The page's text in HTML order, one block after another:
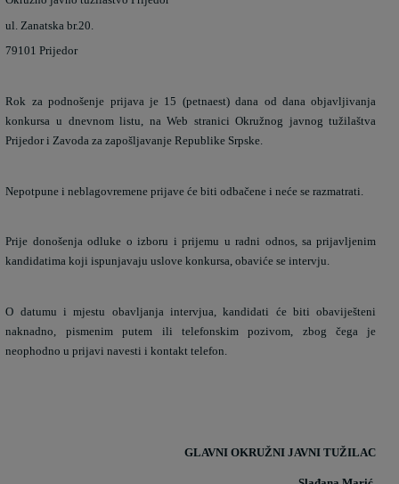
ul. Zanatska br.20.
79101 Prijedor
Rok za podnošenje prijava je 15 (petnaest) dana od dana objavljivanja
konkursa u dnevnom listu, na Web stranici Okružnog javnog tužilaštva
Prijedor i Zavoda za zapošljavanje Republike Srpske.
Nepotpune i neblagovremene prijave će biti odbačene i neće se razmatrati.
Prije donošenja odluke o izboru i prijemu u radni odnos, sa prijavljenim
kandidatima koji ispunjavaju uslove konkursa, obaviće se intervju.
O datumu i mjestu obavljanja intervjua, kandidati će biti obaviješteni
naknadno, pismenim putem ili telefonskim pozivom, zbog čega je
neophodno u prijavi navesti i kontakt telefon.
GLAVNI OKRUŽNI JAVNI TUŽILAC